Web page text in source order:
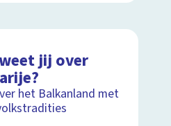
jij over
het Balkanland met